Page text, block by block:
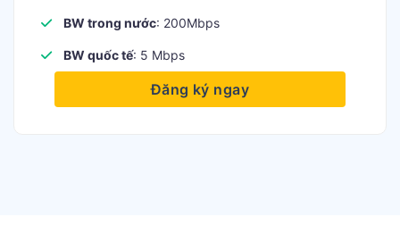
BW trong nước: 200Mbps
BW quốc tế: 5 Mbps
Đăng ký ngay